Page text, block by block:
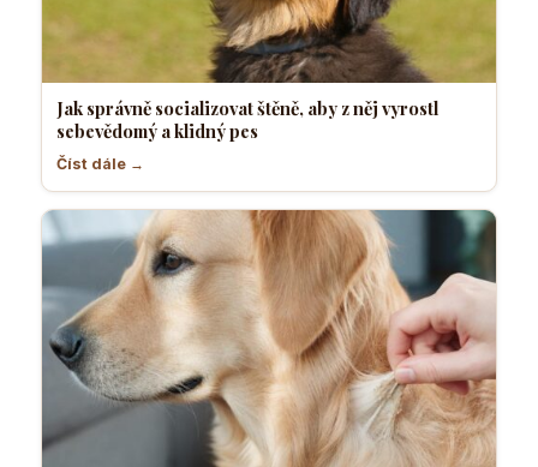
Jak správně socializovat štěně, aby z něj vyrostl
sebevědomý a klidný pes
Číst dále →